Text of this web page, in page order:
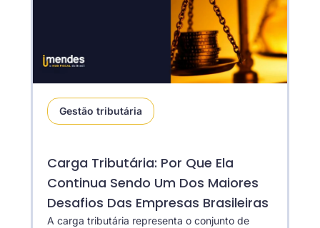
Gestão tributária
Carga Tributária: Por Que Ela
Continua Sendo Um Dos Maiores
Desafios Das Empresas Brasileiras
A carga tributária representa o conjunto de